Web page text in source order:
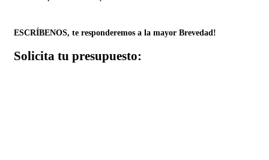
ESCRÍBENOS, te responderemos a la mayor Brevedad!
Solicita tu presupuesto: